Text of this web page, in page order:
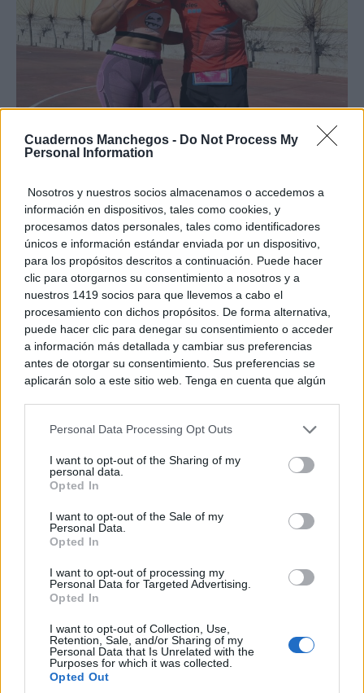
Cuadernos Manchegos - Do Not Process My
Personal Information
Nosotros y nuestros socios almacenamos o accedemos a
información en dispositivos, tales como cookies, y
procesamos datos personales, tales como identificadores
únicos e información estándar enviada por un dispositivo,
para los propósitos descritos a continuación. Puede hacer
clic para otorgarnos su consentimiento a nosotros y a
nuestros 1419 socios para que llevemos a cabo el
procesamiento con dichos propósitos. De forma alternativa,
puede hacer clic para denegar su consentimiento o acceder
a información más detallada y cambiar sus preferencias
antes de otorgar su consentimiento. Sus preferencias se
aplicarán solo a este sitio web. Tenga en cuenta que algún
rechazar tal procesamiento. Puede cambiar sus preferencias
a este sitio y haciendo clic en el botón "Privacidad" en la
parte inferior de la página web.
Please note that this website/app uses one or more Google
services and may gather and store information including but
not limited to your visit or usage behaviour. You may click to
use your data for below specified purposes in below Google
consent section.
Personal Data Processing Opt Outs
I want to opt-out of the Sharing of my
personal data.
Opted In
I want to opt-out of the Sale of my
Personal Data.
Opted In
I want to opt-out of processing my
Personal Data for Targeted Advertising.
Opted In
I want to opt-out of Collection, Use,
Retention, Sale, and/or Sharing of my
Personal Data that Is Unrelated with the
Purposes for which it was collected.
Opted Out
TE RECOMENDAMOS
Corepunk MMORPG
Un verdadero MMORPG de la vieja escuela ¡Cómo los
de antes, pero mejor!